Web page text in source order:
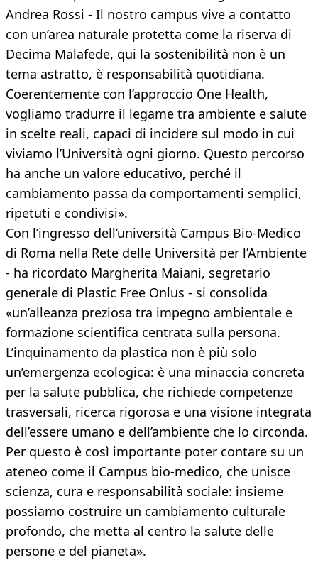
Andrea Rossi - Il nostro campus vive a contatto
con un’area naturale protetta come la riserva di
Decima Malafede, qui la sostenibilità non è un
tema astratto, è responsabilità quotidiana.
Coerentemente con l’approccio One Health,
vogliamo tradurre il legame tra ambiente e salute
in scelte reali, capaci di incidere sul modo in cui
viviamo l’Università ogni giorno. Questo percorso
ha anche un valore educativo, perché il
cambiamento passa da comportamenti semplici,
ripetuti e condivisi».
Con l’ingresso dell’università Campus Bio-Medico
di Roma nella Rete delle Università per l’Ambiente
- ha ricordato Margherita Maiani, segretario
generale di Plastic Free Onlus - si consolida
«un’alleanza preziosa tra impegno ambientale e
formazione scientifica centrata sulla persona.
L’inquinamento da plastica non è più solo
un’emergenza ecologica: è una minaccia concreta
per la salute pubblica, che richiede competenze
trasversali, ricerca rigorosa e una visione integrata
dell’essere umano e dell’ambiente che lo circonda.
Per questo è così importante poter contare su un
ateneo come il Campus bio-medico, che unisce
scienza, cura e responsabilità sociale: insieme
possiamo costruire un cambiamento culturale
profondo, che metta al centro la salute delle
persone e del pianeta».